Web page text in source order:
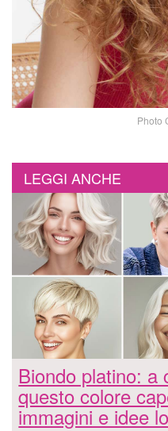
Photo
LEGGI ANCHE
Biondo platino: a
questo colore
immagini e idee